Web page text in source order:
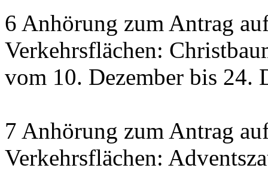
6 Anhörung zum Antrag
Verkehrsflächen:
vom 10. Dezember bis 24.
7 Anhörung zum Antrag
Verkehrsflächen: